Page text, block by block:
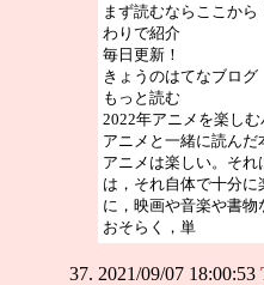
まず読むならここか
わりで紹介
毎日更新！
きょうのはてなブログ
もっと読む
2022年アニメを楽し
アニメと一緒に読んだ
アニメは楽しい。そ
は，それ自体で十分
に，映画や音楽や書物
おそらく，単
2021/09/07 18:00:53